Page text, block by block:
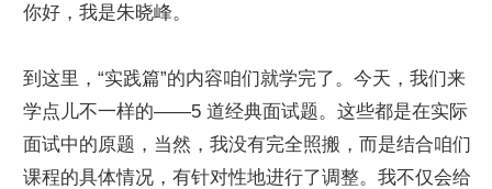
你好，我是朱晓峰。
到这里，“实践篇”的内容咱们就学完了。今天，我们来
学点儿不一样的——5 道经典面试题。这些都是在实际
面试中的原题，当然，我没有完全照搬，而是结合咱们
课程的具体情况，有针对性地进行了调整。我不仅会给